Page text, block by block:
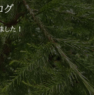
グ
した！